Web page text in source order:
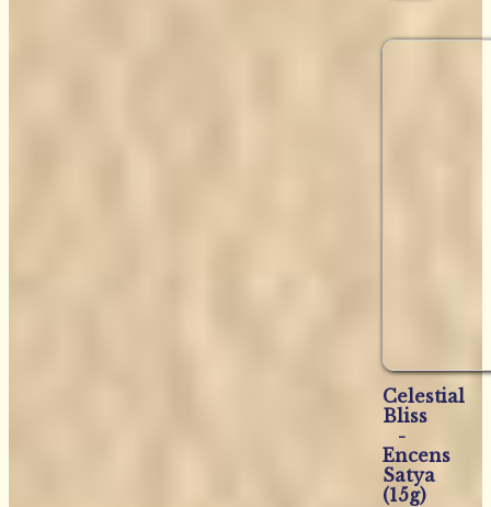
Celestial
Bliss
-
Encens
Satya
(15g)